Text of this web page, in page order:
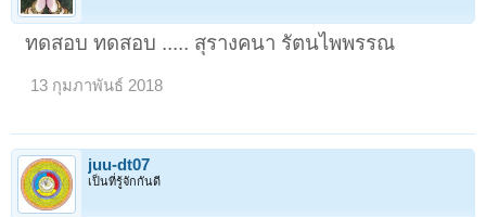
ทดสอบ ทดสอบ ..... สุรางคนา รัตนไพพรรณ
13 กุมภาพันธ์ 2018
juu-dt07
เป็นที่รู้จักกันดี